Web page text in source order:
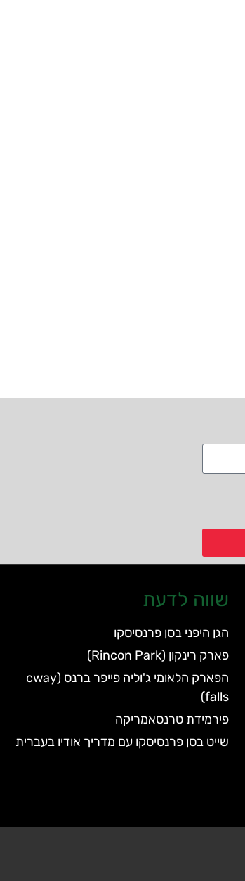
שווה לדעת
הגן היפני בסן פרנסיסקו
פארק רינקון (Rincon Park)
הפארק הלאומי ג'וליה פייפר ברנס (cway
falls)
פירמידת טרנסאמריקה
שייט בסן פרנסיסקו עם מדריך אודיו בעברית